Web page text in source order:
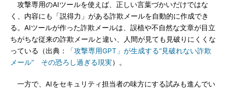
攻撃専用のAIツールを使えば、正しい言葉づかいだけではな
く、内容にも「説得力」がある詐欺メールを自動的に作成でき
る。AIツールが作った詐欺メールは、誤植や不自然な文章が目立
ちがちな従来の詐欺メールと違い、人間が見ても見破りにくくな
っている（出典：
「攻撃専用GPT」が生成する“見破れない詐欺
メール” その恐ろし過ぎる現実）。
一方で、AIをセキュリティ担当者の味方にする試みも進んでい